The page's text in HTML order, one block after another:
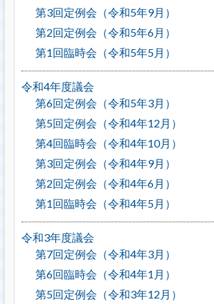
第3回定例会（令和5年9月）
第2回定例会（令和5年6月）
第1回臨時会（令和5年5月）
令和4年度議会
第6回定例会（令和5年3月）
第5回定例会（令和4年12月）
第4回臨時会（令和4年10月）
第3回定例会（令和4年9月）
第2回定例会（令和4年6月）
第1回臨時会（令和4年5月）
令和3年度議会
第7回定例会（令和4年3月）
第6回臨時会（令和4年1月）
第5回定例会（令和3年12月）